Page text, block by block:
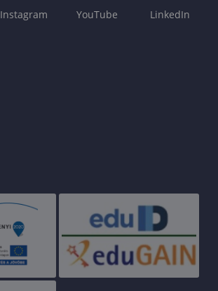
Instagram YouTube LinkedIn